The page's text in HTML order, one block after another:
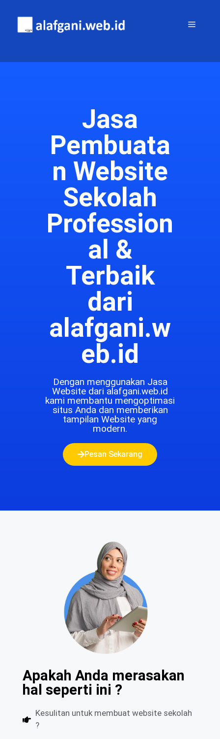
Jasa
Pembuata
n Website
Sekolah
Profession
al &
Terbaik
dari
alafgani.w
eb.id
Dengan menggunakan Jasa
Website dari alafgani.web.id
kami membantu mengoptimasi
situs Anda dan memberikan
tampilan Website yang
modern.
Pesan Sekarang
Apakah Anda merasakan
hal seperti ini ?
Kesulitan untuk membuat website sekolah
?